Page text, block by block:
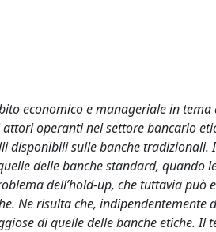
economico e manageriale in tema
operanti nel settore bancario
disponibili sulle banche tradizionali.
delle banche standard, quando
dell’hold-up, che tuttavia può
Ne risulta che, indipendentemente
di quelle delle banche etiche. Il